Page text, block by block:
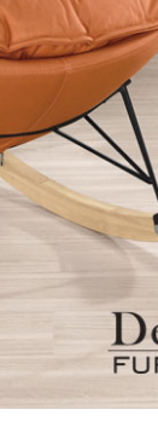
＊A108產品另收
$ 9,000以上：
$ 9,000以下：
＊A108產品另收運
配送
到貨時間：指定
｜周（一）配
市、新北市地區
，發票將於商
起七日內通知
是全新狀態且
所有附隨文件或
，可能會因個人
換貨，
需自付
型物件因為人工